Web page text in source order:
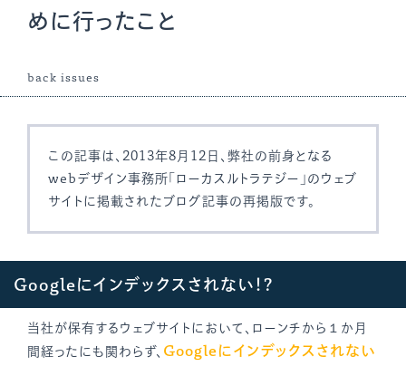
めに行ったこと
back issues
この記事は、2013年8月12日、弊社の前身となる
webデザイン事務所「ローカスルトラテジー」のウェブ
サイトに掲載されたブログ記事の再掲版です。
Googleにインデックスされない！?
当社が保有するウェブサイトにおいて、ローンチから１か月
間経ったにも関わらず、 Googleにインデックスされない